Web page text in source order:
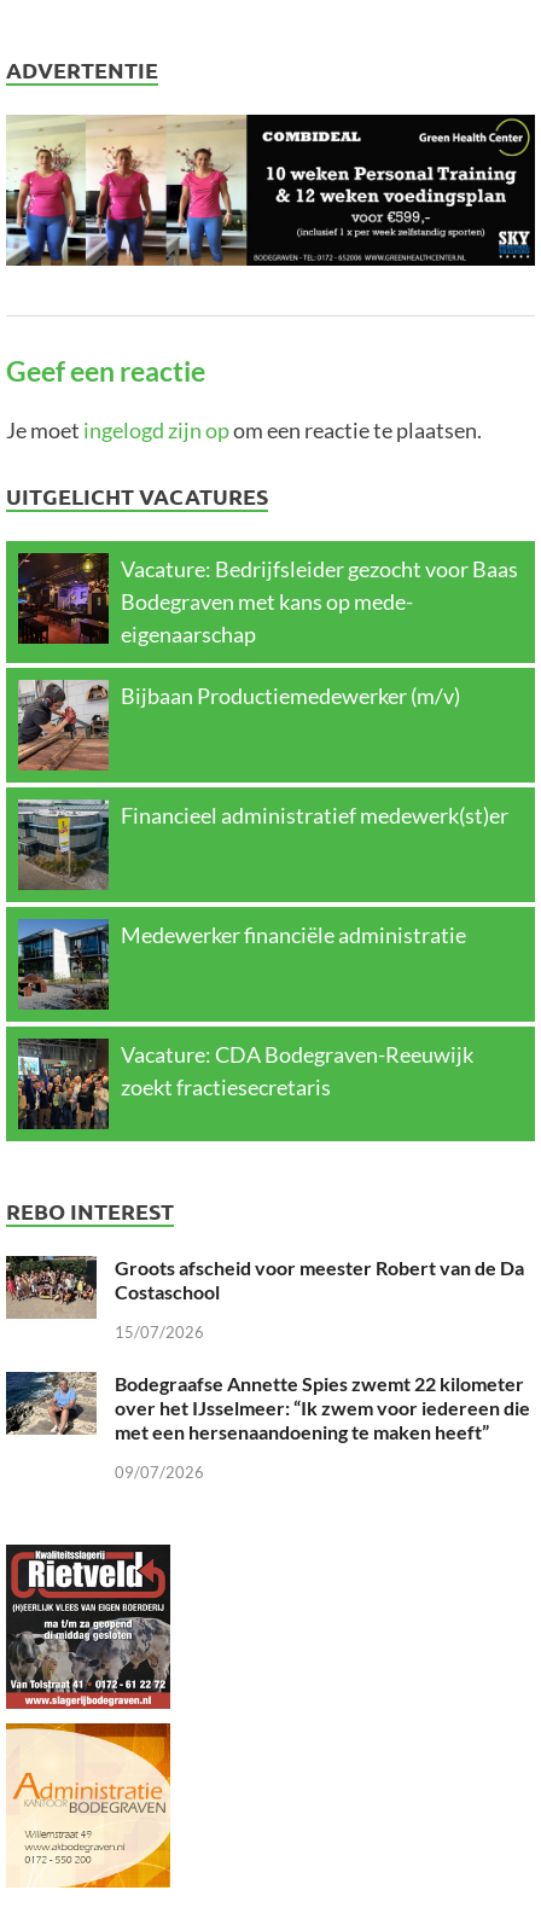
ADVERTENTIE
Geef een reactie
Je moet ingelogd zijn opom een reactie te plaatsen.
UITGELICHT VACATURES
Vacature: Bedrijfsleider gezocht voor Baas
Bodegraven met kans op mede-
eigenaarschap
Bijbaan Productiemedewerker (m/v)
Financieel administratief medewerk(st)er
Medewerker financiële administratie
Vacature: CDA Bodegraven-Reeuwijk
zoekt fractiesecretaris
REBO INTEREST
Groots afscheid voor meester Robert van de Da
Costaschool
15/07/2026
Bodegraafse Annette Spies zwemt 22 kilometer
over het IJsselmeer: “Ik zwem voor iedereen die
met een hersenaandoening te maken heeft”
09/07/2026